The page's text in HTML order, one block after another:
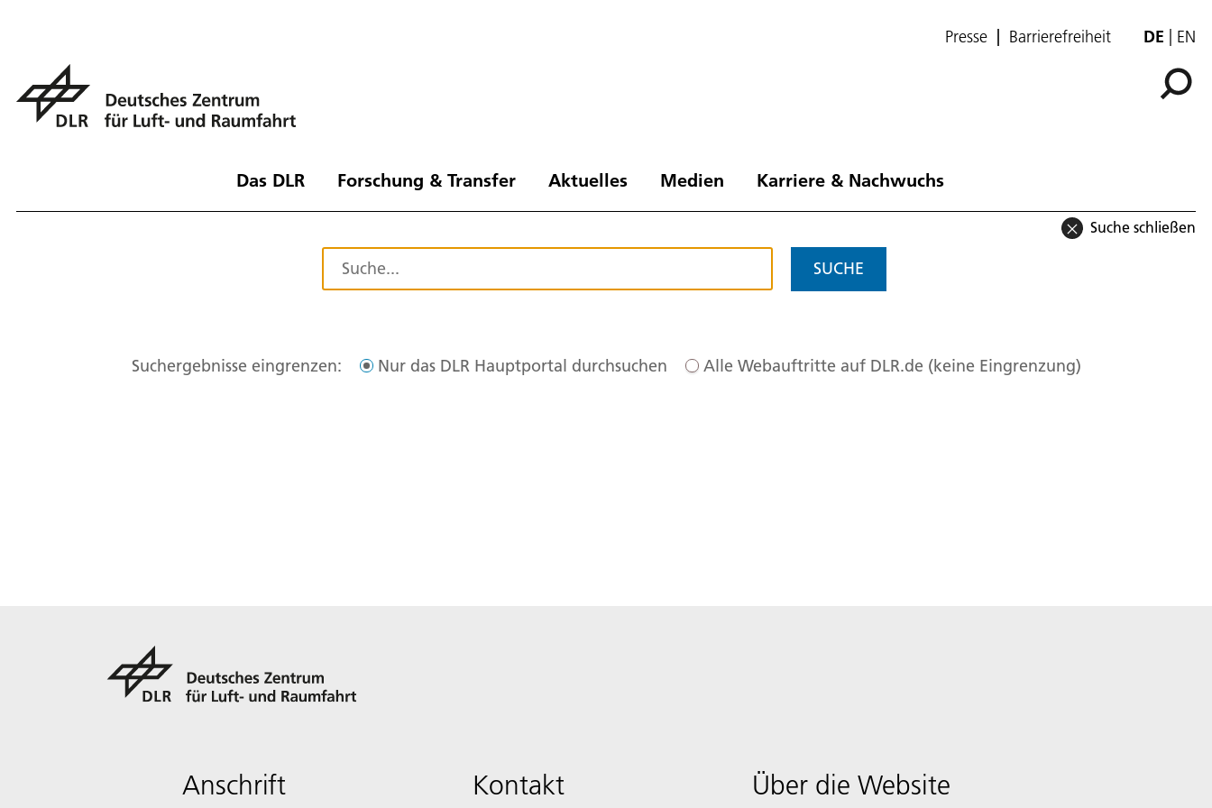
Presse Barrierefreiheit DE EN
Das DLR Forschung & Transfer Aktuelles Medien Karriere & Nachwuchs
Suche schließen
SUCHE
Suchergebnisse eingrenzen: Nur das DLR Hauptportal durchsuchen Alle Webauftritte auf DLR.de (keine Eingrenzung)
Anschrift Kontakt Über die Website